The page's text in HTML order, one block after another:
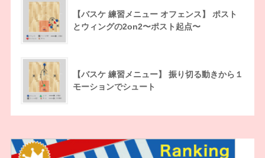
【バスケ 練習メニュー オフェンス】 ポスト
とウィングの2on2〜ポスト起点〜
【バスケ 練習メニュー】 振り切る動きから１
モーションでシュート